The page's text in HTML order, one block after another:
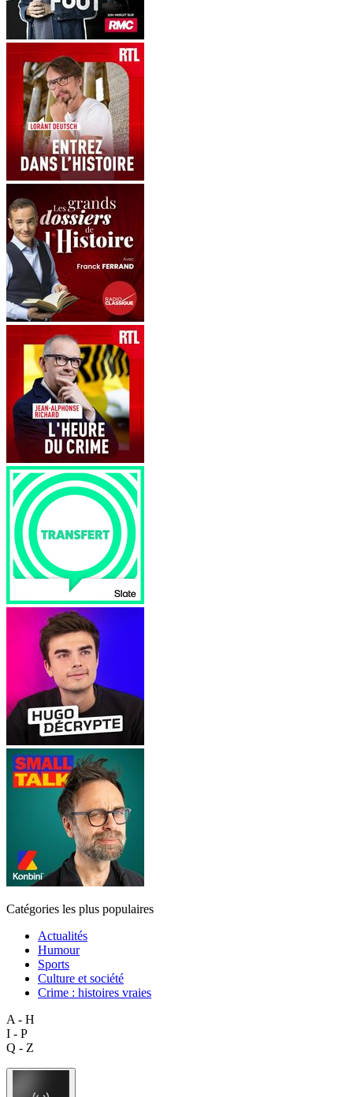
Catégories les plus populaires
Actualités
Humour
Sports
Culture et société
Crime : histoires vraies
A - H
I - P
Q - Z